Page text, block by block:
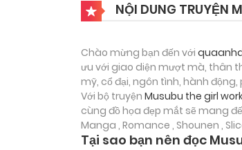
NỘI DUNG TRUYỆN
Chào mừng bạn đến với
ưu với giao diện mượt mà, thân
mỹ, cổ đại, ngôn tình, hành
Với bộ truyện Musubu the girl
cùng đồ họa đẹp mắt sẽ mang
Manga , Romance , Shounen ,
Tại sao bạn nên đọc